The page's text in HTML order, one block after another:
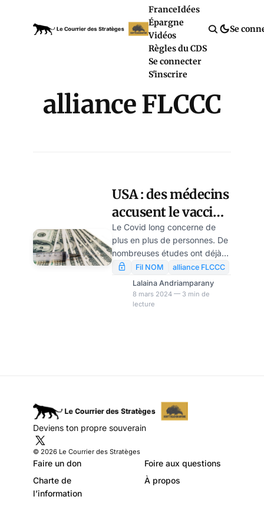
FranceIdées
Épargne
Vidéos
Règles du CDS
Se connecter
S'inscrire
Se
alliance FLCCC
USA : des médecins
accusent le vaccin
de déclencher les
symptômes du
COVID long
Le Covid long concerne de
plus en plus de personnes. De
nombreuses études ont déjà
été menées dans le but
d’identifier les facteurs qui
favorisent cette persistance
des symptômes après la
Fil NOM
alliance FLCCC
Lalaina Andriamparany
8 mars 2024 — 3 min de
lecture
Deviens ton propre souverain
© 2026 Le Courrier des Stratèges
Faire un don
Foire aux questions
Charte de
l’information
À propos